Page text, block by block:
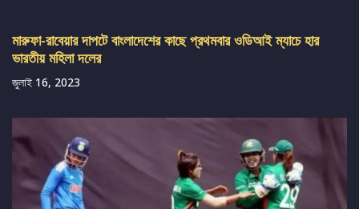
মারুফা-রাবেয়ার দাপটে বাংলাদেশের কাছে প্রথমবার ওডিআই ম্যাচে হার
ভারতীয় মহিলা দলের
জুলাই 16, 2023